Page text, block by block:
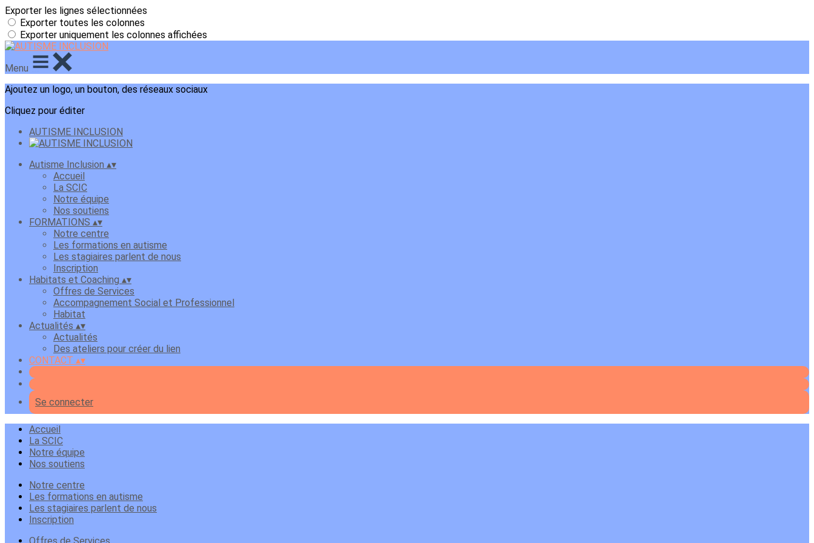
Exporter les lignes sélectionnées
Exporter toutes les colonnes
Exporter uniquement les colonnes affichées
Menu
Ajoutez un logo, un bouton, des réseaux sociaux
Cliquez pour éditer
AUTISME INCLUSION
Autisme Inclusion ▴▾
Accueil
La SCIC
Notre équipe
Nos soutiens
FORMATIONS ▴▾
Notre centre
Les formations en autisme
Les stagiaires parlent de nous
Inscription
Habitats et Coaching ▴▾
Offres de Services
Accompagnement Social et Professionnel
Habitat
Actualités ▴▾
Actualités
Des ateliers pour créer du lien
CONTACT ▴▾
Se connecter
Accueil
La SCIC
Notre équipe
Nos soutiens
Notre centre
Les formations en autisme
Les stagiaires parlent de nous
Inscription